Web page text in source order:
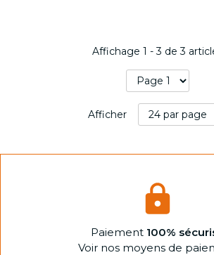
Affichage 1 -3 de3
Afficher
Paiement 100%
Voir nos moyens de